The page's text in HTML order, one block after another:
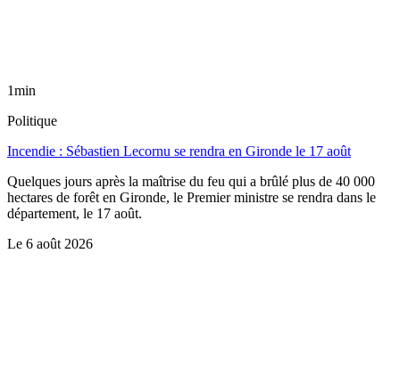
1min
Politique
Incendie : Sébastien Lecornu se rendra en Gironde le 17 août
Quelques jours après la maîtrise du feu qui a brûlé plus de 40 000
hectares de forêt en Gironde, le Premier ministre se rendra dans le
département, le 17 août.
Le 6 août 2026